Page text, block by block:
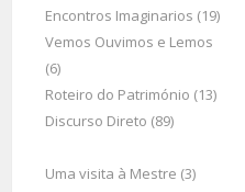
Encontros Imaginarios (19)
Vemos Ouvimos e Lemos
(6)
Roteiro do Património (13)
Discurso Direto (89)
Uma visita à Mestre (3)